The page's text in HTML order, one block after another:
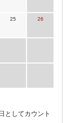
25 26
としてカウント